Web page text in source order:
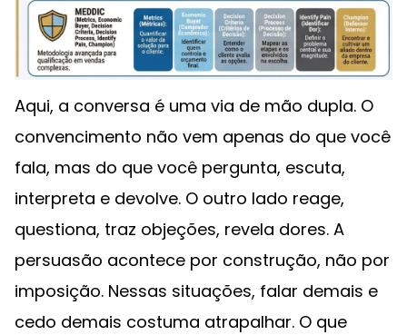
Aqui, a conversa é uma via de mão dupla. O
convencimento não vem apenas do que você
fala, mas do que você pergunta, escuta,
interpreta e devolve. O outro lado reage,
questiona, traz objeções, revela dores. A
persuasão acontece por construção, não por
imposição. Nessas situações, falar demais e
cedo demais costuma atrapalhar. O que